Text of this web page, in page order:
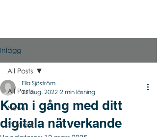
Inlägg
All Posts
News
Student
All Posts
Kom i gång med ditt
digitala nätverkande
Ella Sjöström
17 aug. 2022 2 min läsning